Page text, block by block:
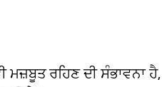
ਰਹਿਣ ਦੀ ਸੰਭਾਵਨਾ ਹੈ,